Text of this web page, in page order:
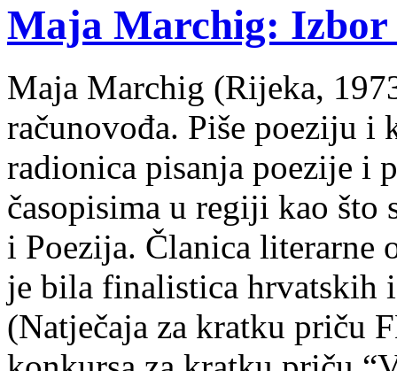
Maja Marchig: Izbor
Maja Marchig (Rijeka,
računovođa. Piše poeziju i
radionica pisanja poezije i
časopisima u regiji kao što
i Poezija. Članica literarne
je bila finalistica hrvatskih
(Natječaja za kratku priču